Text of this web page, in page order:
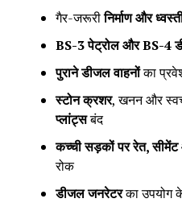
गैर-जरूरीनिर्माण और
BS-3 पेट्रोल और BS-4
पुराने डीजल वाहनोंका
स्टोन क्रशर, खनन और
प्लांट्सबंद
कच्ची सड़कों पर रेत, सीमेंट
रोक
डीजल जनरेटरका उपयोग